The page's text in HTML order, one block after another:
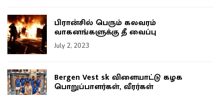
பிரான்சில் பெரும் கலவரம்
வாகனங்களுக்கு தீ வைப்பு
July 2, 2023
Bergen Vest sk விளையாட்டு கழக
பொறுப்பாளர்கள், வீரர்கள்